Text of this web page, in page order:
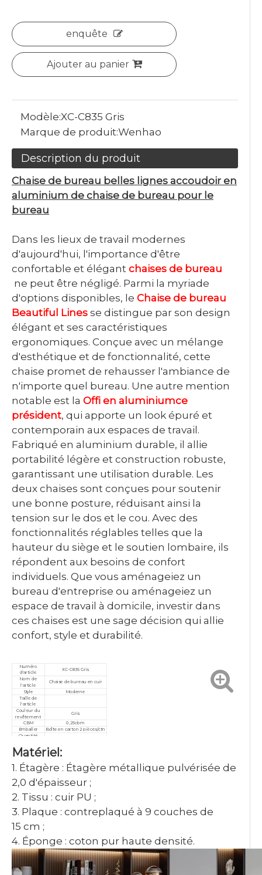
enquête
Ajouter au panier
Modèle:XC-C835 Gris
Marque de produit:Wenhao
Description du produit
Chaise de bureau belles lignes accoudoir en
aluminium de chaise de bureau pour le
bureau
Dans les lieux de travail modernes
d'aujourd'hui, l'importance d'être
confortable et élégant chaises de bureau
ne peut être négligé. Parmi la myriade
d'options disponibles, le Chaise de bureau
Beautiful Lines se distingue par son design
élégant et ses caractéristiques
ergonomiques. Conçue avec un mélange
d'esthétique et de fonctionnalité, cette
chaise promet de rehausser l'ambiance de
n'importe quel bureau. Une autre mention
notable est la Offi en aluminiumce
président, qui apporte un look épuré et
contemporain aux espaces de travail.
Fabriqué en aluminium durable, il allie
portabilité légère et construction robuste,
garantissant une utilisation durable. Les
deux chaises sont conçues pour soutenir
une bonne posture, réduisant ainsi la
tension sur le dos et le cou. Avec des
fonctionnalités réglables telles que la
hauteur du siège et le soutien lombaire, ils
répondent aux besoins de confort
individuels. Que vous aménageiez un
bureau d'entreprise ou aménageiez un
espace de travail à domicile, investir dans
ces chaises est une sage décision qui allie
confort, style et durabilité.
Numéro
d'article
XC-C835 Gris
Nom de
l'article
Chaise de bureau en cuir
Style
Moderne
Taille de
l'article
Couleur du
revêtement
Gris
CBM
0,25cbm
Emballer Boîte en carton 2 pièces/ctn
Quantité
commande
Garantie
Certificat ISO9001/ISO14001/ISO18001
Matériel:
1. Étagère : Étagère métallique pulvérisée de
2,0 d'épaisseur ;
2. Tissu : cuir PU ;
3. Plaque : contreplaqué à 9 couches de
15 cm ;
4. Éponge : coton pur haute densité.